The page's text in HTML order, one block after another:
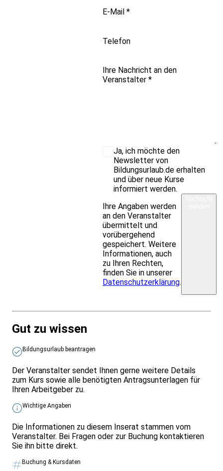
E-Mail *
Telefon
Ihre Nachricht an den
Veranstalter *
Ja, ich möchte den
Newsletter von
Bildungsurlaub.de erhalten
und über neue Kurse
informiert werden.
Ihre Angaben werden
an den Veranstalter
übermittelt und
vorübergehend
gespeichert. Weitere
Informationen, auch
zu Ihren Rechten,
finden Sie in unserer
Datenschutzerklärung.
Gut zu wissen
Bildungsurlaub beantragen
Der Veranstalter sendet Ihnen gerne weitere Details
zum Kurs sowie alle benötigten Antragsunterlagen für
Ihren Arbeitgeber zu.
Wichtige Angaben
Die Informationen zu diesem Inserat stammen vom
Veranstalter. Bei Fragen oder zur Buchung kontaktieren
Sie ihn bitte direkt.
Buchung & Kursdaten